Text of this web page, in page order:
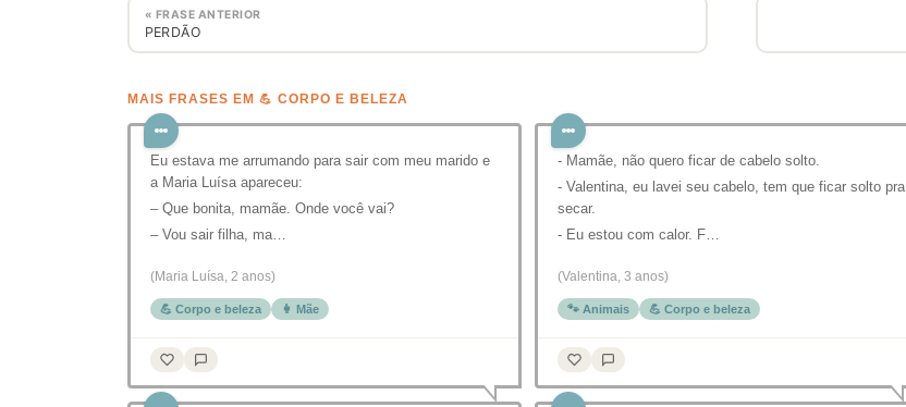
« FRASE ANTERIOR
PERDÃO
MAIS FRASES EM 💪 CORPO E BELEZA
Eu estava me arrumando para sair com meu marido e
a Maria Luísa apareceu:
– Que bonita, mamãe. Onde você vai?
– Vou sair filha, ma…
(Maria Luísa, 2 anos)
💪 Corpo e beleza 👩 Mãe
- Mamãe, não quero ficar de cabelo solto.
- Valentina, eu lavei seu cabelo, tem que ficar solto pra
secar.
- Eu estou com calor. F…
(Valentina, 3 anos)
🐾 Animais 💪 Corpo e beleza